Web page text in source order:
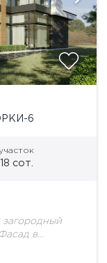
6
18 сот.
загородный
в
белой